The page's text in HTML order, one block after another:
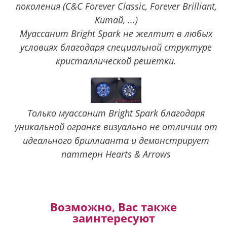
поколения (C&C Forever Classic, Forever Brilliant,
Китай, ...)
Муассанит Bright Spark не желтит в любых
условиях благодаря специальной структуре
кристаллической решетки.
Только муассанит Bright Spark благодаря
уникальной огранке визуально не отличим от
идеального бриллианта и демонстрирует
паттерн Hearts & Arrows
Возможно, Вас также
заинтересуют